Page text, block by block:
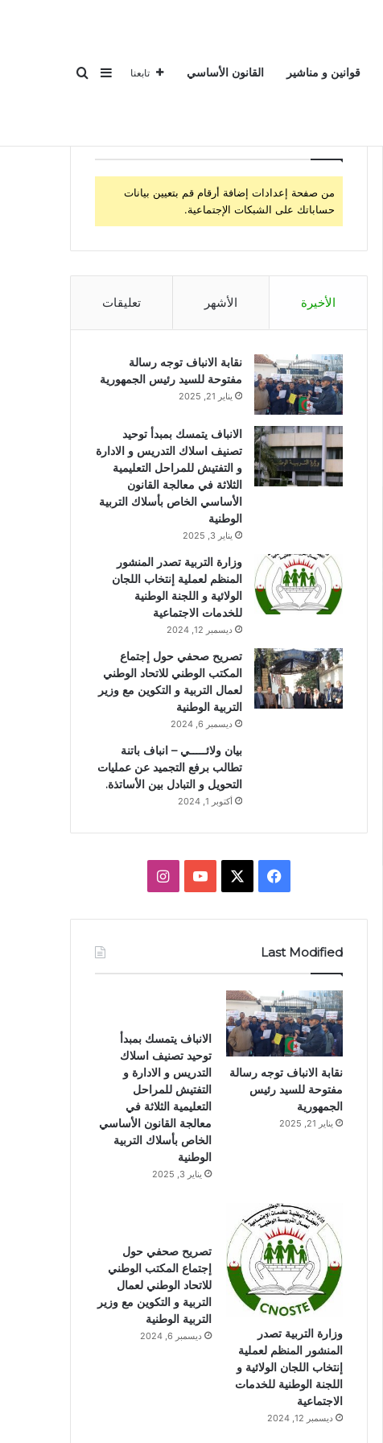
قوانين و مناشير القانون الأساسي تابعنا إضافة عمود جانبي
بحث عن
الخدمات الإجتماعية
من صفحة إعدادات إضافة أرقام قم بتعيين بيانات
حساباتك على الشبكات الإجتماعية.
الأخيرة الأشهر تعليقات
نقابة الانباف توجه رسالة
مفتوحة للسيد رئيس الجمهورية
يناير 21, 2025
الانباف يتمسك بمبدأ توحيد
تصنيف اسلاك التدريس و الادارة
و التفتيش للمراحل التعليمية
الثلاثة في معالجة القانون
الأساسي الخاص بأسلاك التربية
الوطنية
يناير 3, 2025
وزارة التربية تصدر المنشور
المنظم لعملية إنتخاب اللجان
الولائية و اللجنة الوطنية
للخدمات الاجتماعية
ديسمبر 12, 2024
تصريح صحفي حول إجتماع
المكتب الوطني للاتحاد الوطني
لعمال التربية و التكوين مع وزير
التربية الوطنية
ديسمبر 6, 2024
بيان ولائـــــي – انباف باتنة
تطالب برفع التجميد عن عمليات
التحويل و التبادل بين الأساتذة.
أكتوبر 1, 2024
فيسبوك يوتيوبانستقرام
Last Modified
نقابة الانباف توجه رسالة
مفتوحة للسيد رئيس
الجمهورية
يناير 21, 2025
الانباف يتمسك بمبدأ
توحيد تصنيف اسلاك
التدريس و الادارة و
التفتيش للمراحل
التعليمية الثلاثة في
معالجة القانون الأساسي
الخاص بأسلاك التربية
الوطنية
يناير 3, 2025
وزارة التربية تصدر
المنشور المنظم لعملية
إنتخاب اللجان الولائية و
اللجنة الوطنية للخدمات
الاجتماعية
ديسمبر 12, 2024
تصريح صحفي حول
إجتماع المكتب الوطني
للاتحاد الوطني لعمال
التربية و التكوين مع وزير
التربية الوطنية
ديسمبر 6, 2024